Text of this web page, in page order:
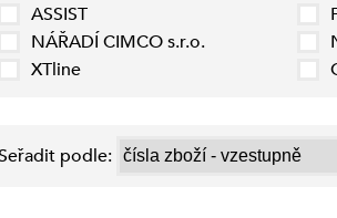
ASSIST
NÁŘADÍ CIMCO s.r.o.
XTline
podle: